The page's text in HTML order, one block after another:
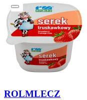
ROLMLECZ